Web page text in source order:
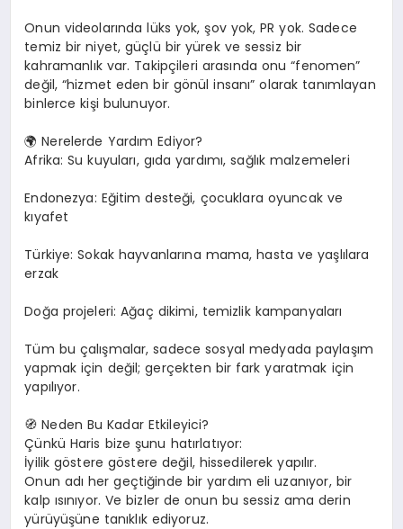
Onun videolarında lüks yok, şov yok, PR yok. Sadece
temiz bir niyet, güçlü bir yürek ve sessiz bir
kahramanlık var. Takipçileri arasında onu “fenomen”
değil, “hizmet eden bir gönül insanı” olarak tanımlayan
binlerce kişi bulunuyor.
🌍 Nerelerde Yardım Ediyor?
Afrika: Su kuyuları, gıda yardımı, sağlık malzemeleri
Endonezya: Eğitim desteği, çocuklara oyuncak ve
kıyafet
Türkiye: Sokak hayvanlarına mama, hasta ve yaşlılara
erzak
Doğa projeleri: Ağaç dikimi, temizlik kampanyaları
Tüm bu çalışmalar, sadece sosyal medyada paylaşım
yapmak için değil; gerçekten bir fark yaratmak için
yapılıyor.
🧭 Neden Bu Kadar Etkileyici?
Çünkü Haris bize şunu hatırlatıyor:
İyilik göstere göstere değil, hissedilerek yapılır.
Onun adı her geçtiğinde bir yardım eli uzanıyor, bir
kalp ısınıyor. Ve bizler de onun bu sessiz ama derin
yürüyüşüne tanıklık ediyoruz.